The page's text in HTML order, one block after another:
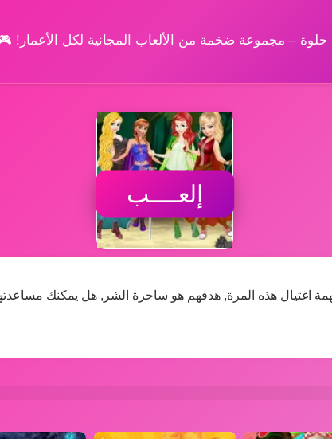
حلوة – مجموعة ضخمة من الألعاب المجانية لكل الأعمار!
إلعــــب
مهمة اغتيال هذه المرة, هدفهم هو ساحرة الشر, هل يمكنك